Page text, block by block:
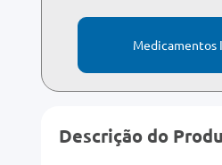
Medicamentos
Descrição do